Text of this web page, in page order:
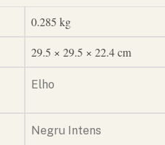
0.285 kg
29.5 × 29.5 × 22.4 cm
Elho
Negru Intens